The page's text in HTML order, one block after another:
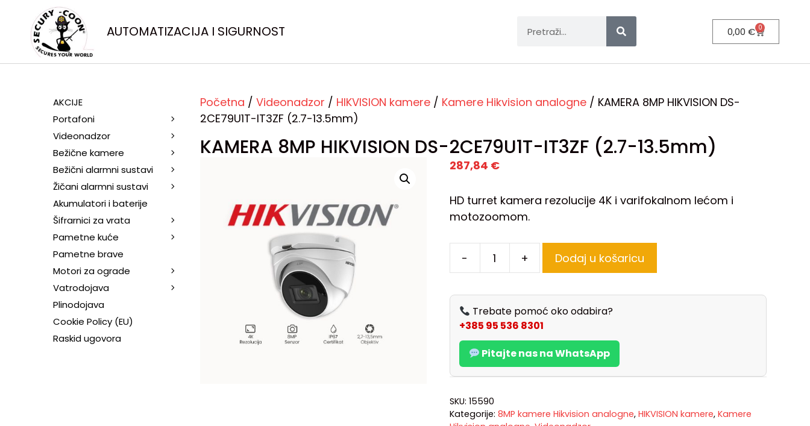
AUTOMATIZACIJA I SIGURNOST 0,00€ 0
Početna / Videonadzor / HIKVISION kamere / Kamere Hikvision analogne / KAMERA 8MP HIKVISION DS-
2CE79U1T-IT3ZF (2.7-13.5mm)
KAMERA 8MP HIKVISION DS-2CE79U1T-IT3ZF (2.7-13.5mm)
287,84 €
HD turret kamera rezolucije 4K i varifokalnom lećom i
motozoomom.
- + Dodaj u košaricu
Trebate pomoć oko odabira?
+385 95 536 8301
Pitajte nas na WhatsApp
SKU: 15590
Kategorije: 8MP kamere Hikvision analogne, HIKVISION kamere, Kamere
AKCIJE
Portafoni
Videonadzor
Bežične kamere
Bežični alarmni sustavi
Žičani alarmni sustavi
Akumulatori i baterije
Šifrarnici za vrata
Pametne kuće
Pametne brave
Motori za ograde
Vatrodojava
Plinodojava
Cookie Policy (EU)
Raskid ugovora